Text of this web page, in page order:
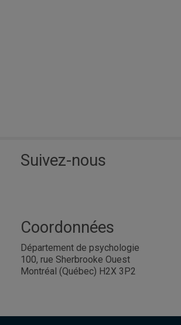
Suivez-nous
Coordonnées
Département de psychologie
100, rue Sherbrooke Ouest
Montréal (Québec) H2X 3P2